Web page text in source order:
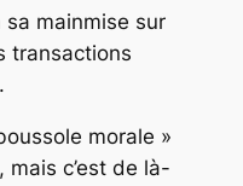
mainmise sur
transactions
morale »
mais c’est de là-